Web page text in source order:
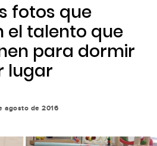
fotos que
el talento que
para dormir
lugar
agosto de 2016